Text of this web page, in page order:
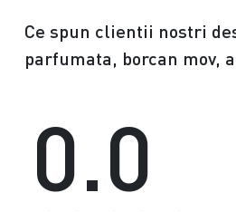
Ce spun clientii nostri
parfumata, borcan mov,
0.0